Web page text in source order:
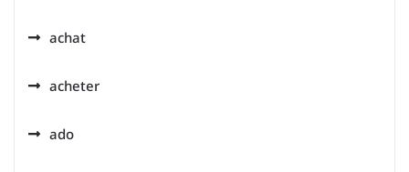
achat
acheter
ado